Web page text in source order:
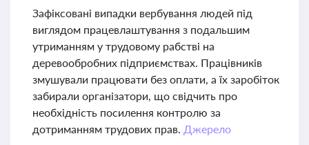
Зафіксовані випадки вербування людей під
виглядом працевлаштування з подальшим
утриманням у трудовому рабстві на
деревообробних підприємствах. Працівників
змушували працювати без оплати, а їх заробіток
забирали організатори, що свідчить про
необхідність посилення контролю за
дотриманням трудових прав. Джерело